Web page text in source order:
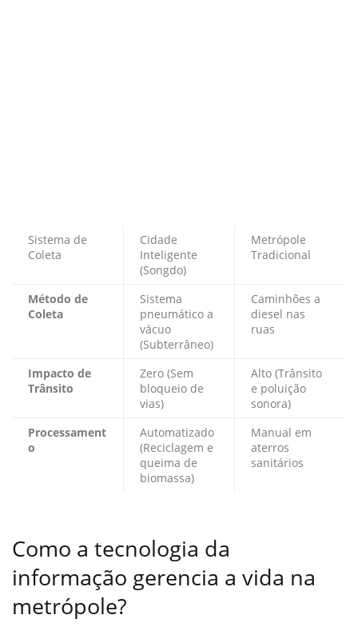
Sistema de
Coleta
Cidade
Inteligente
(Songdo)
Metrópole
Tradicional
Método de
Coleta
Sistema
pneumático a
vácuo
(Subterrâneo)
Caminhões a
diesel nas
ruas
Impacto de
Trânsito
Zero (Sem
bloqueio de
vias)
Alto (Trânsito
e poluição
sonora)
Processament
o
Automatizado
(Reciclagem e
queima de
biomassa)
Manual em
aterros
sanitários
Como a tecnologia da
informação gerencia a vida na
metrópole?